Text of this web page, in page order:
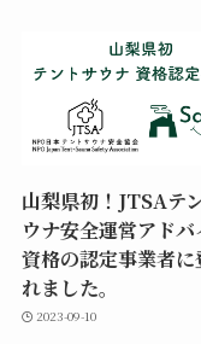
山梨県初！JTSAテ
ウナ安全運営アドバ
資格の認定事業者に
れました。
2023-09-10